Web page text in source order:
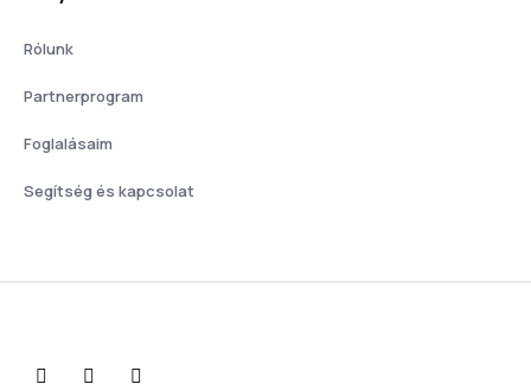
Rólunk
Partnerprogram
Foglalásaim
Segítség és kapcsolat